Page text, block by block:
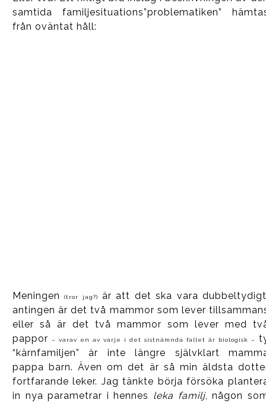
samtida familjesituations”problematiken”
från oväntat håll:
Meningen(tror jag?)
är att det ska vara
antingen är det två mammor som lever
eller så är det två mammor som lever med
pappor
– varav en av varje i det sistnämnda fallet är biologisk –
“kärnfamiljen” är inte längre självklart
pappa barn. Även om det är så min äldsta
fortfarande leker. Jag tänkte börja försöka
in nya parametrar i hennes leka familj, någon